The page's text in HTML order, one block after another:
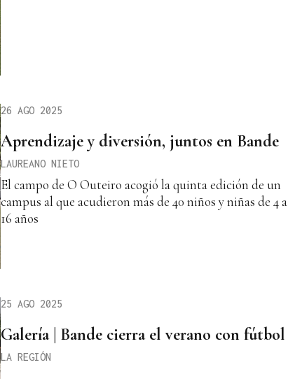
26 AGO 2025
Aprendizaje y diversión, juntos en Bande
LAUREANO NIETO
El campo de O Outeiro acogió la quinta edición de un
campus al que acudieron más de 40 niños y niñas de 4 a
16 años
25 AGO 2025
Galería | Bande cierra el verano con fútbol
LA REGIÓN